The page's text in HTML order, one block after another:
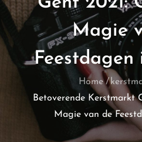
Magie
Feestdagen
Home
Betoverende Kerstmarkt
Magie van de